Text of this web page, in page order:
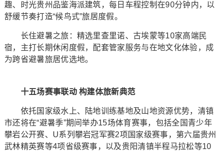
趣、时光贵州品鉴海派建筑，每日车程控制在90分钟内，以
舒缓节奏打造“候鸟式”旅居度假。
长住避暑之旅：精选里查里诺、古埃蒙等10家高端民
宿，主打长期休闲度假，配套管家服务与在地文化体验，成
为跨省避暑旅居优选地。
十五场赛事联动 构建体旅新典范
依托国家级水上、陆地训练基地及山地资源优势，清镇
市还将在“避暑季”期间举办15场体育赛事，包括全国青少年
攀岩公开赛、U系列攀岩冠军赛2项国家级赛事，第六届贵州
武林精英赛等4项省级赛事，以及贵阳清镇半程马拉松等10